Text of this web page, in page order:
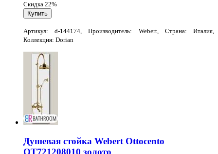
Скидка 22%
Артикул: d-144174, Производитель: Webert, Страна: Италия,
Коллекция: Dorian
Душевая стойка Webert Ottocento
OT721208010 золото